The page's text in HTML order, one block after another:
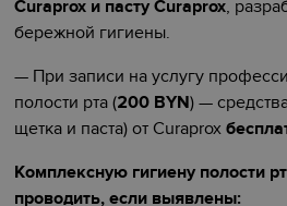
Curaprox и пасту Curaprox,
бережной гигиены.
— При записи на услугу
полости рта (200 BYN) —
щетка и паста) от Curaprox
Комплексную гигиену полости
проводить, если выявлены: